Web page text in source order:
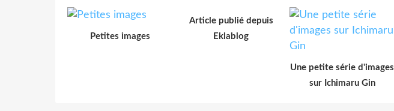
Petites images
Article publié depuis
Eklablog
Une petite série d'images
sur Ichimaru Gin